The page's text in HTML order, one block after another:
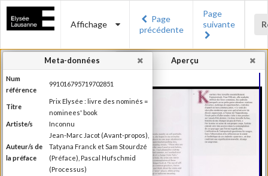
Affichage
Page
précédente
Page
suivante
Aperçu
Meta-données
Num
référence
991016795719702851
Titre
Prix Elysée : livre des nominés =
nominees' book
Artiste/s
Inconnu
Auteur/s de
la préface
Jean-Marc Jacot (Avant-propos),
Tatyana Franck et Sam Stourdzé
(Préface), Pascal Hufschmid
(Processus)